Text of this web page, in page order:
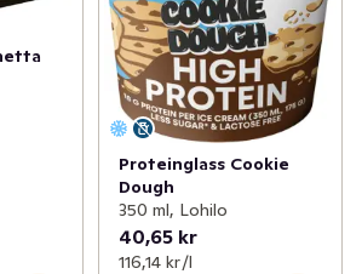
Proteinglass Cookie
Dough
350 ml, Lohilo
40,65 kr
116,14 kr /l